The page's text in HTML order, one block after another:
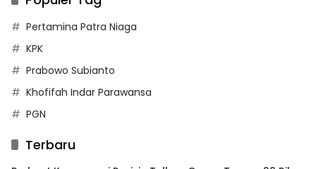
Pertamina Patra Niaga
KPK
Prabowo Subianto
Khofifah Indar Parawansa
PGN
Terbaru